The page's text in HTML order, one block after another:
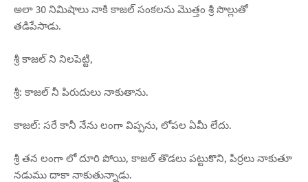
అలా 30 నిమిషాలు నాకి కాజల్ సంకలను మొత్తం శ్రీ సొల్లుతో
తడిపేసాడు.
శ్రీ కాజల్ ని నిలపెట్టి,
శ్రీ: కాజల్ నీ పిరుదులు నాకుతాను.
కాజల్: సరే కానీ నేను లంగా విప్పను, లోపల ఏమీ లేదు.
శ్రీ తన లంగా లో దూరి పోయి, కాజల్ తొడలు పట్టుకొని, పిర్రలు నాకుతూ
నడుము దాకా నాకుతున్నాడు.